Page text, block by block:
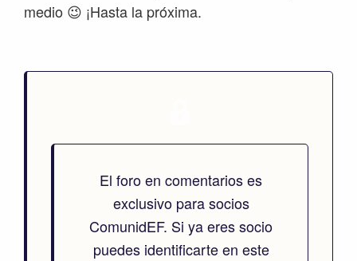
medio 😉 ¡Hasta la próxima.
El foro en comentarios es
exclusivo para socios
ComunidEF. Si ya eres socio
puedes identificarte en este